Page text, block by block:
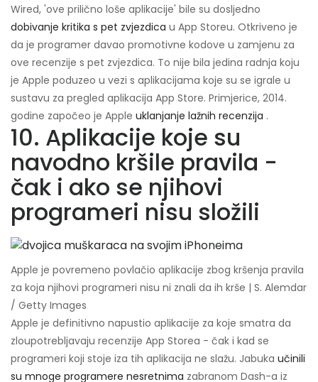
Wired, 'ove prilično loše aplikacije' bile su dosljedno
dobivanje kritika s pet zvjezdica u App Storeu. Otkriveno je
da je programer davao promotivne kodove u zamjenu za
ove recenzije s pet zvjezdica. To nije bila jedina radnja koju
je Apple poduzeo u vezi s aplikacijama koje su se igrale u
sustavu za pregled aplikacija App Store. Primjerice, 2014.
godine započeo je Apple uklanjanje lažnih recenzija .
10. Aplikacije koje su
navodno kršile pravila -
čak i ako se njihovi
programeri nisu složili
Apple je povremeno povlačio aplikacije zbog kršenja pravila
za koja njihovi programeri nisu ni znali da ih krše | S. Alemdar
/ Getty Images
Apple je definitivno napustio aplikacije za koje smatra da
zloupotrebljavaju recenzije App Storea - čak i kad se
programeri koji stoje iza tih aplikacija ne slažu. Jabuka učinili
su mnoge programere nesretnima zabranom Dash-a iz